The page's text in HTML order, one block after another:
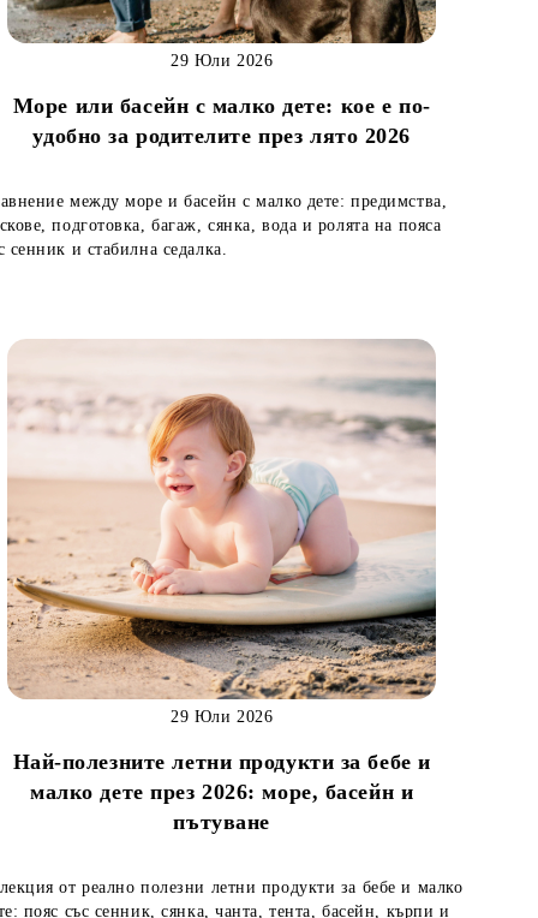
Море или басейн с малко дете: кое е по-
удобно за родителите през лято 2026
29 Юли 2026
между море и басейн с малко дете: предимства,
подготовка, багаж, сянка, вода и ролята на пояса
сенник и стабилна седалка.
Най-полезните летни продукти за бебе и
малко дете през 2026: море, басейн и
пътуване
29 Юли 2026
от реално полезни летни продукти за бебе и малко
пояс със сенник, сянка, чанта, тента, басейн, кърпи и